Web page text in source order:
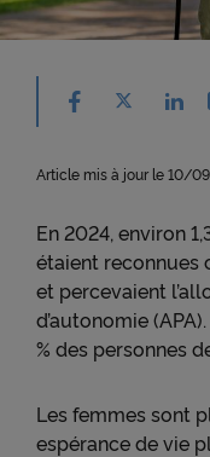
Partager
Article mis à jour le 10/
En 2024, environ
étaient reconnues
et percevaient
d’autonomie
% des personnes
Les femmes sont
espérance de vie